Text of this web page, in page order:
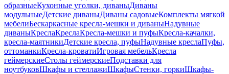
образныеКухонные уголки, диваныДиваны
модульныеДетские диваныДиваны садовыеКомплекты мягкой
мебелиБескаркасные кресла-мешки и диваныНадувные
диваныКреслаКреслаКресла-мешки и пуфыКресла-качалки,
кресла-маятникиДетские кресла, пуфыНадувные креслаПуфы,
оттоманкиКресла-кроватиИгровая мебельКресла
геймерскиеСтолы геймерскиеПодставки для
ноутбуковШкафы и стеллажиШкафыСтенки, горкиШкафы-